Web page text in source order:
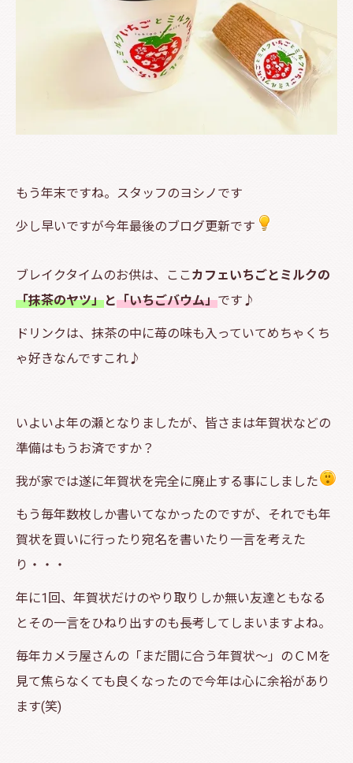
もう年末ですね。スタッフのヨシノです
少し早いですが今年最後のブログ更新です
ブレイクタイムのお供は、ここカフェいちごとミルクの
「抹茶のヤツ」と「いちごバウム」です♪
ドリンクは、抹茶の中に苺の味も入っていてめちゃくち
ゃ好きなんですこれ♪
いよいよ年の瀬となりましたが、皆さまは年賀状などの
準備はもうお済ですか？
我が家では遂に年賀状を完全に廃止する事にしました
もう毎年数枚しか書いてなかったのですが、それでも年
賀状を買いに行ったり宛名を書いたり一言を考えた
り・・・
年に1回、年賀状だけのやり取りしか無い友達ともなる
とその一言をひねり出すのも長考してしまいますよね。
毎年カメラ屋さんの「まだ間に合う年賀状～」のＣＭを
見て焦らなくても良くなったので今年は心に余裕があり
ます(笑)